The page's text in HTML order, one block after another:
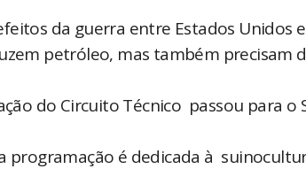
da guerra entre Estados Unidos
petróleo, mas também precisam
do Circuito Técnico passou para o
programação é dedicada à